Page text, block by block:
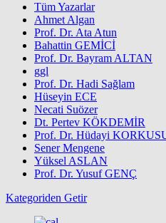
Tüm Yazarlar
Ahmet Algan
Prof. Dr. Ata Atun
Bahattin GEMİCİ
Prof. Dr. Bayram ALTAN
ggl
Prof. Dr. Hadi Sağlam
Hüseyin ECE
Necati Suözer
Dt. Pertev KÖKDEMİR
Prof. Dr. Hüdayi
Sener Mengene
Yüksel ASLAN
Prof. Dr. Yusuf GENÇ
Kategoriden Getir